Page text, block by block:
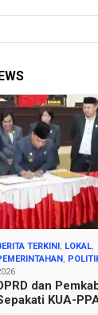
TERKINI , LOKAL,
,
dan
KUA-